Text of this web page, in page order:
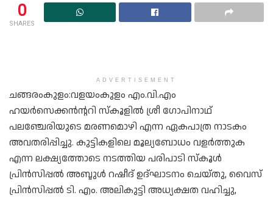
0
SHARES
ADVERTISEMENT
ചങ്ങരംകുളം:വളയംകുളം എം.വി.എം
ഹയർസെക്കൻന്ററി സ്കൂളിൽ ശ്രീ ഗോപിനാഥ്
പലഞ്ചേരിയുടെ മരണമൊഴി എന്ന ഏകപാത്ര നാടകം
അവതരിപ്പിച്ചു. കുട്ടികളിലെ മൂല്യബോധം വളർത്തുക
എന്ന ലക്ഷ്യത്തോടെ നടത്തിയ പരിപാടി സ്കൂൾ
പ്രിൻസിപ്പൽ അബ്ദുൾ റഷീദ് ഉദ്ഘാടനം ചെയ്തു, വൈസ്
പ്രിൻസിപ്പൽ ടി. എം. അലികുട്ടി അധ്യക്ഷത വഹിച്ചു,